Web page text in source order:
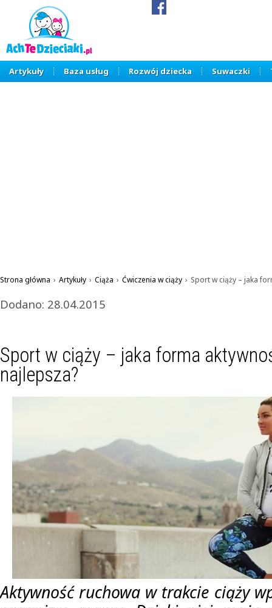
Artykuły Baza usług Rozwój dziecka Suwaczki
Strona główna › Artykuły › Ciąża › Ćwiczenia w ciąży › Sport w ciąży – jaka
Dodano: 28.04.2015
Sport w ciąży – jaka forma
najlepsza?
Aktywność ruchowa w trakcie ciąży